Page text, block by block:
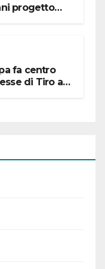
progetto
fa centro
di Tiro a